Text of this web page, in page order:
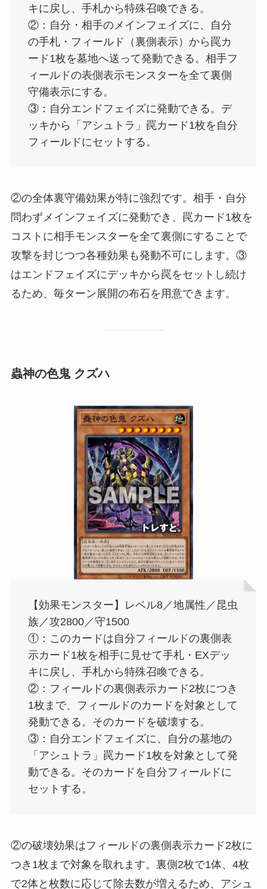
キに戻し、手札から特殊召喚できる。
②：自分・相手のメインフェイズに、自分
の手札・フィールド（裏側表示）から罠カ
ード1枚を墓地へ送って発動できる。相手フ
ィールドの表側表示モンスターを全て裏側
守備表示にする。
③：自分エンドフェイズに発動できる。デ
ッキから「アシュトラ」罠カード1枚を自分
フィールドにセットする。
②の全体裏守備効果が特に強烈です。相手・自分
問わずメインフェイズに発動でき、罠カード1枚を
コストに相手モンスターを全て裏側にすることで
攻撃を封じつつ各種効果も発動不可にします。③
はエンドフェイズにデッキから罠をセットし続け
るため、毎ターン展開の布石を用意できます。
蟲神の色鬼 クズハ
【効果モンスター】レベル8／地属性／昆虫
族／攻2800／守1500
①：このカードは自分フィールドの裏側表
示カード1枚を相手に見せて手札・EXデッ
キに戻し、手札から特殊召喚できる。
②：フィールドの裏側表示カード2枚につき
1枚まで、フィールドのカードを対象として
発動できる。そのカードを破壊する。
③：自分エンドフェイズに、自分の墓地の
「アシュトラ」罠カード1枚を対象として発
動できる。そのカードを自分フィールドに
セットする。
②の破壊効果はフィールドの裏側表示カード2枚に
つき1枚まで対象を取れます。裏側2枚で1体、4枚
で2体と枚数に応じて除去数が増えるため、アシュ